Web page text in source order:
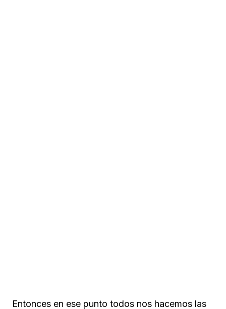
Entonces en ese punto todos nos hacemos las